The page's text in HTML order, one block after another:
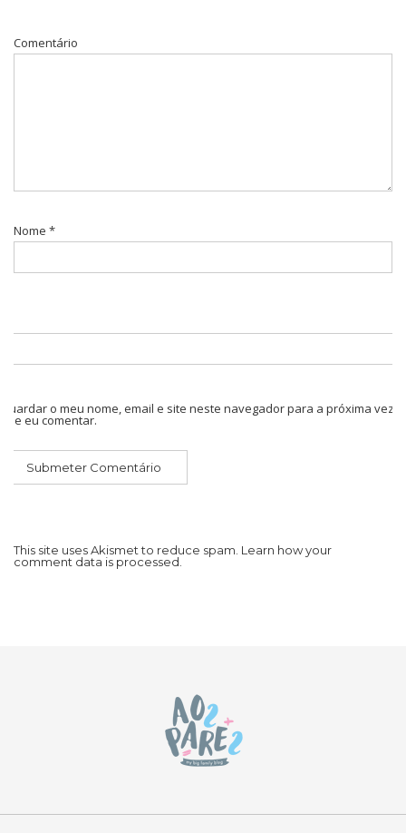
Comentário
Nome *
Guardar o meu nome, email e site neste navegador para a próxima vez
que eu comentar.
This site uses Akismet to reduce spam. Learn how your
comment data is processed.